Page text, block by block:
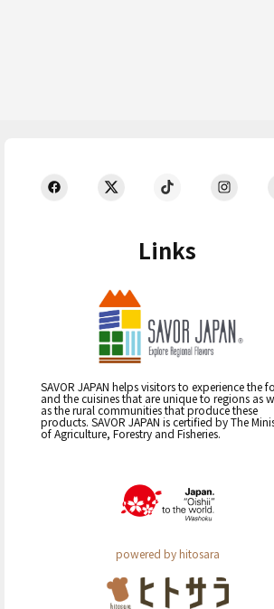
Links
SAVOR JAPAN helps visitors to experience the
and the cuisines that are unique to regions as
as the rural communities that produce these
products. SAVOR JAPAN is certified by The
of Agriculture, Forestry and Fisheries.
powered by hitosara